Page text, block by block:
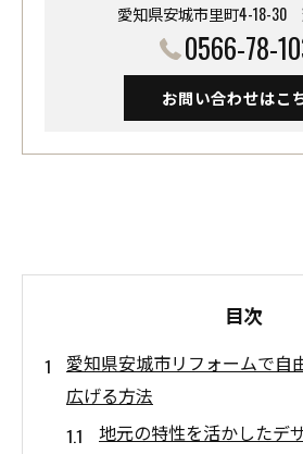
愛知県安城市里町4-18-30
0566-78-
お問い合わせはこ
目次
愛知県安城市リフォームで自
広げる方法
地元の特性を活かしたデ